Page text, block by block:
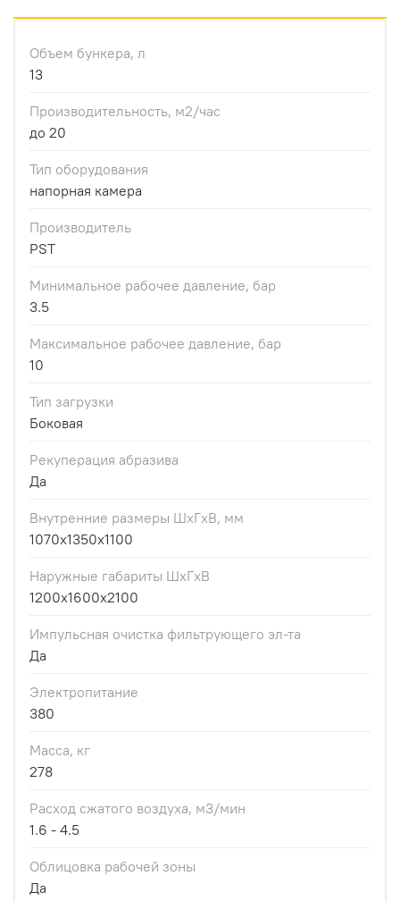
Объем бункера, л
13
Производительноcть, м2/час
до 20
Тип оборудования
напорная камера
Производитель
PST
Минимальное рабочее давление, бар
3.5
Максимальное рабочее давление, бар
10
Тип загрузки
Боковая
Рекуперация абразива
Да
Внутренние размеры ШхГxВ, мм
1070x1350x1100
Наружные габариты ШxГxВ
1200x1600x2100
Импульсная очистка фильтрующего эл-та
Да
Электропитание
380
Масса, кг
278
Расход сжатого воздуха, м3/мин
1.6 - 4.5
Облицовка рабочей зоны
Да